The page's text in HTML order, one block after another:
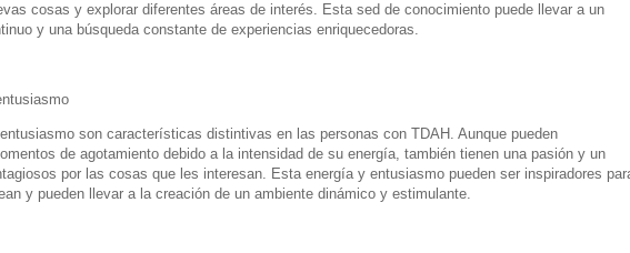
cosas y explorar diferentes áreas de interés. Esta sed de conocimiento puede llevar a un
y una búsqueda constante de experiencias enriquecedoras.
son características distintivas en las personas con TDAH. Aunque pueden
de agotamiento debido a la intensidad de su energía, también tienen una pasión y un
por las cosas que les interesan. Esta energía y entusiasmo pueden ser inspiradores
y pueden llevar a la creación de un ambiente dinámico y estimulante.